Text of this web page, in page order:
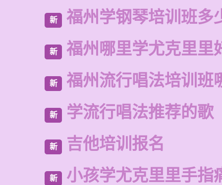
新 福州学钢琴培训班多
新 福州哪里学尤克里里
新 福州流行唱法培训班
新 学流行唱法推荐的歌
新 吉他培训报名
新 小孩学尤克里里手指